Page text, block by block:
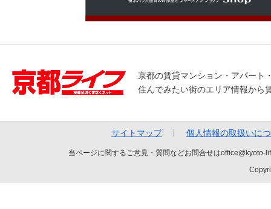
京都の賃貸マンション・アパート
住んでみたい街のエリア情報から
サイトマップ 個人情報の取扱いに
当ページに関するご意見・質問などお問合せは